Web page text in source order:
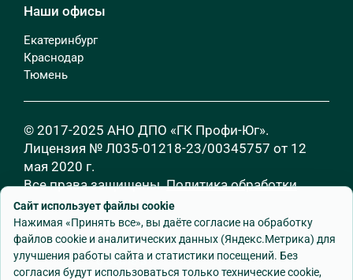
Наши офисы
Екатеринбург
Краснодар
Тюмень
© 2017-2025 АНО ДПО «ГК Профи-Юг».
Лицензия № Л035-01218-23/00345757 от 12
мая 2020 г.
Все права защищены.Политика обработки
персональных данных
Сайт использует файлы cookie
Нажимая «Принять все», вы даёте согласие на обработку
файлов cookie и аналитических данных (Яндекс.Метрика) для
улучшения работы сайта и статистики посещений. Без
согласия будут использоваться только технические cookie,